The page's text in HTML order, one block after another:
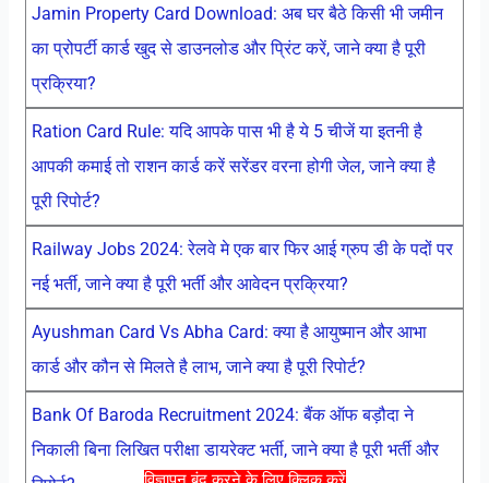
Jamin Property Card Download: अब घर बैठे किसी भी जमीन
का प्रोपर्टी कार्ड खुद से डाउनलोड और प्रिंट करें, जाने क्या है पूरी
प्रक्रिया?
Ration Card Rule: यदि आपके पास भी है ये 5 चीजें या इतनी है
आपकी कमाई तो राशन कार्ड करें सरेंडर वरना होगी जेल, जाने क्या है
पूरी रिपोर्ट?
Railway Jobs 2024: रेलवे मे एक बार फिर आई ग्रुप डी के पदों पर
नई भर्ती, जाने क्या है पूरी भर्ती और आवेदन प्रक्रिया?
Ayushman Card Vs Abha Card: क्या है आयुष्मान और आभा
कार्ड और कौन से मिलते है लाभ, जाने क्या है पूरी रिपोर्ट?
Bank Of Baroda Recruitment 2024: बैंक ऑफ बड़ौदा ने
निकाली बिना लिखित परीक्षा डायरेक्ट भर्ती, जाने क्या है पूरी भर्ती और